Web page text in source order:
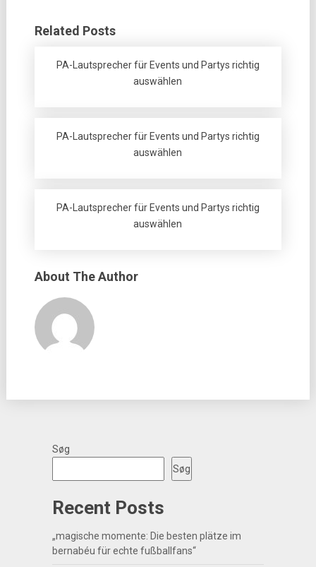
Related Posts
PA-Lautsprecher für Events und Partys richtig
auswählen
PA-Lautsprecher für Events und Partys richtig
auswählen
PA-Lautsprecher für Events und Partys richtig
auswählen
About The Author
Søg
Søg
Recent Posts
„magische momente: Die besten plätze im
bernabéu für echte fußballfans“